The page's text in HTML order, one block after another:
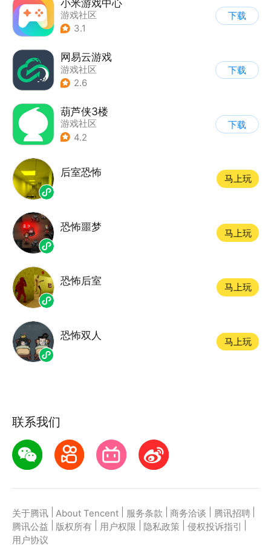
游戏社区
3.1
下载
网易云游戏
游戏社区
2.6
下载
葫芦侠3楼
游戏社区
4.2
下载
后室恐怖
马上玩
恐怖噩梦
马上玩
恐怖后室
马上玩
恐怖双人
马上玩
联系我们
关于腾讯 About Tencent 服务条款 商务洽谈 腾讯招聘
腾讯公益
版权所有 用户权限 隐私政策 侵权投诉指引
用户协议